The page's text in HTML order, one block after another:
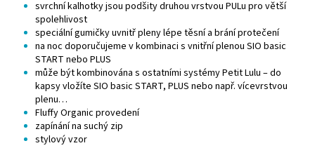
svrchní kalhotky jsou podšity druhou vrstvou PULu pro větší
spolehlivost
speciální gumičky uvnitř pleny lépe těsní a brání protečení
na noc doporučujeme v kombinaci s vnitřní plenou SIO basic
START nebo PLUS
může být kombinována s ostatními systémy Petit Lulu – do
kapsy vložíte SIO basic START, PLUS nebo např. vícevrstvou
plenu…
Fluffy Organic provedení
zapínání na suchý zip
stylový vzor